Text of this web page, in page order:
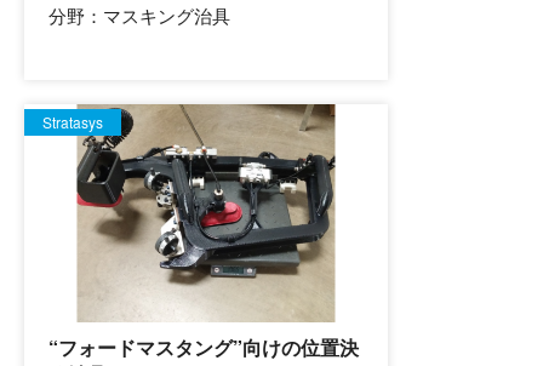
分野： マスキング治具
Stratasys
“フォードマスタング”向けの位置決